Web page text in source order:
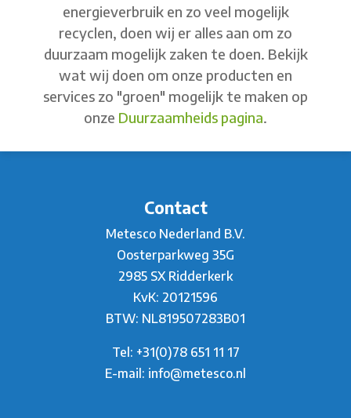
energieverbruik en zo veel mogelijk
recyclen, doen wij er alles aan om zo
duurzaam mogelijk zaken te doen. Bekijk
wat wij doen om onze producten en
services zo "groen" mogelijk te maken op
onze Duurzaamheids pagina.
Contact
Metesco Nederland B.V.
Oosterparkweg 35G
2985 SX Ridderkerk
KvK: 20121596
BTW: NL819507283B01
Tel: +31(0)78 651 11 17
E-mail: info@metesco.nl